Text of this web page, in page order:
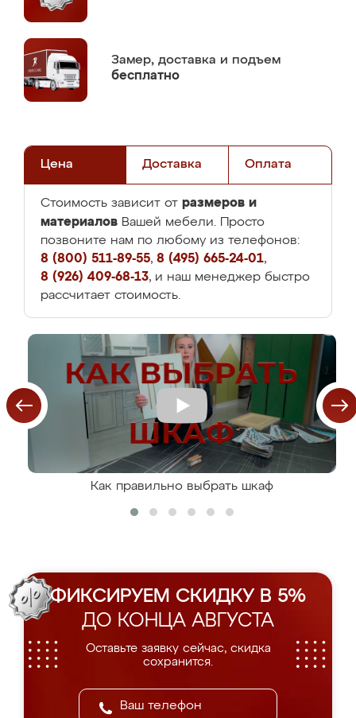
Замер, доставка и подъем
бесплатно
Цена Доставка Оплата
Стоимость зависит от размеров и
материалов Вашей мебели. Просто
позвоните нам по любому из телефонов:
8 (800) 511-89-55, 8 (495) 665-24-01,
8 (926) 409-68-13, и наш менеджер быстро
рассчитает стоимость.
Как правильно выбрать шкаф
ФИКСИРУЕМ СКИДКУ В 5%
ДО КОНЦА АВГУСТА
Оставьте заявку сейчас, скидка
сохранится.